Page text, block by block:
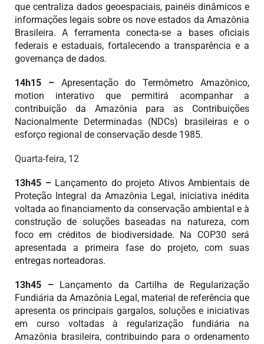
que centraliza dados geoespaciais, painéis dinâmicos e
informações legais sobre os nove estados da Amazônia
Brasileira. A ferramenta conecta-se a bases oficiais
federais e estaduais, fortalecendo a transparência e a
governança de dados.
14h15 –Apresentação do Termômetro Amazônico,
motion interativo que permitirá acompanhar a
contribuição da Amazônia para as Contribuições
Nacionalmente Determinadas (NDCs) brasileiras e o
esforço regional de conservação desde 1985.
Quarta-feira, 12
13h45 –Lançamento do projeto Ativos Ambientais de
Proteção Integral da Amazônia Legal, iniciativa inédita
voltada ao financiamento da conservação ambiental e à
construção de soluções baseadas na natureza, com
foco em créditos de biodiversidade. Na COP30 será
apresentada a primeira fase do projeto, com suas
entregas norteadoras.
13h45 –Lançamento da Cartilha de Regularização
Fundiária da Amazônia Legal, material de referência que
apresenta os principais gargalos, soluções e iniciativas
em curso voltadas à regularização fundiária na
Amazônia brasileira, contribuindo para o ordenamento